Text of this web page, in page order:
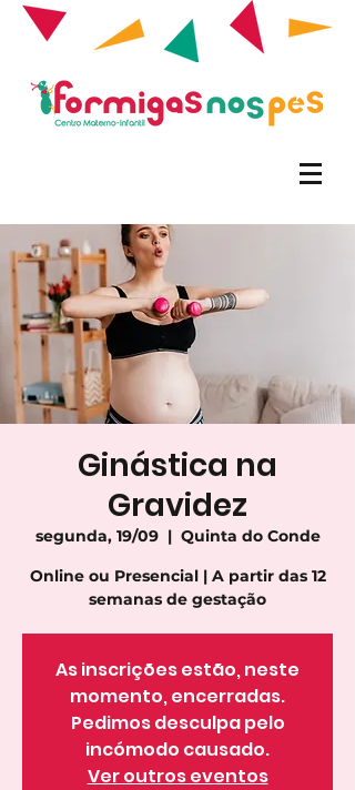
Ginástica na
Gravidez
segunda, 19/09
  |
Quinta do Conde
Online ou Presencial | A partir das 12
semanas de gestação
As inscrições estão, neste
momento, encerradas.
Pedimos desculpa pelo
incómodo causado.
Ver outros eventos